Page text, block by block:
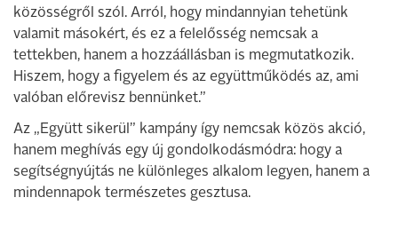
közösségről szól. Arról, hogy mindannyian tehetünk
valamit másokért, és ez a felelősség nemcsak a
tettekben, hanem a hozzáállásban is megmutatkozik.
Hiszem, hogy a figyelem és az együttműködés az, ami
valóban előrevisz bennünket.”
Az „Együtt sikerül” kampány így nemcsak közös akció,
hanem meghívás egy új gondolkodásmódra: hogy a
segítségnyújtás ne különleges alkalom legyen, hanem a
mindennapok természetes gesztusa.